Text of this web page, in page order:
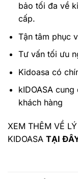
bảo tối đa về
cấp.
Tận tâm phục
Tư vấn tối ưu
Kidoasa có
kIDOASA
khách hàng
XEM THÊM VỀ
KIDOASA TẠI